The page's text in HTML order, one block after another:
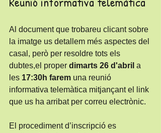
Al document que trobareu clicant sobre
la imatge us detallem més aspectes del
casal, però per resoldre tots els
dubtes,el proper dimarts 26 d'abril a
les 17:30h farem una reunió
informativa telemàtica mitjançant el link
que us ha arribat per correu electrònic.
El procediment d’inscripció es